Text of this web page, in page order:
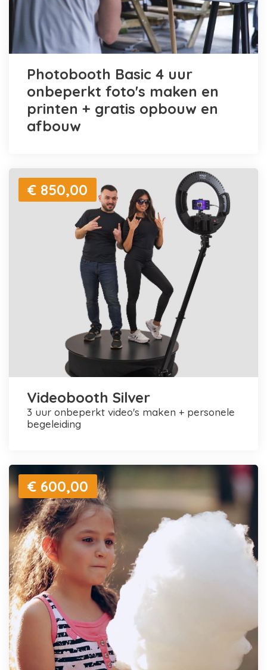
Photobooth Basic 4 uur
onbeperkt foto's maken en
printen + gratis opbouw en
afbouw
€ 850,00
Videobooth Silver
3 uur onbeperkt video's maken + personele
begeleiding
€ 600,00